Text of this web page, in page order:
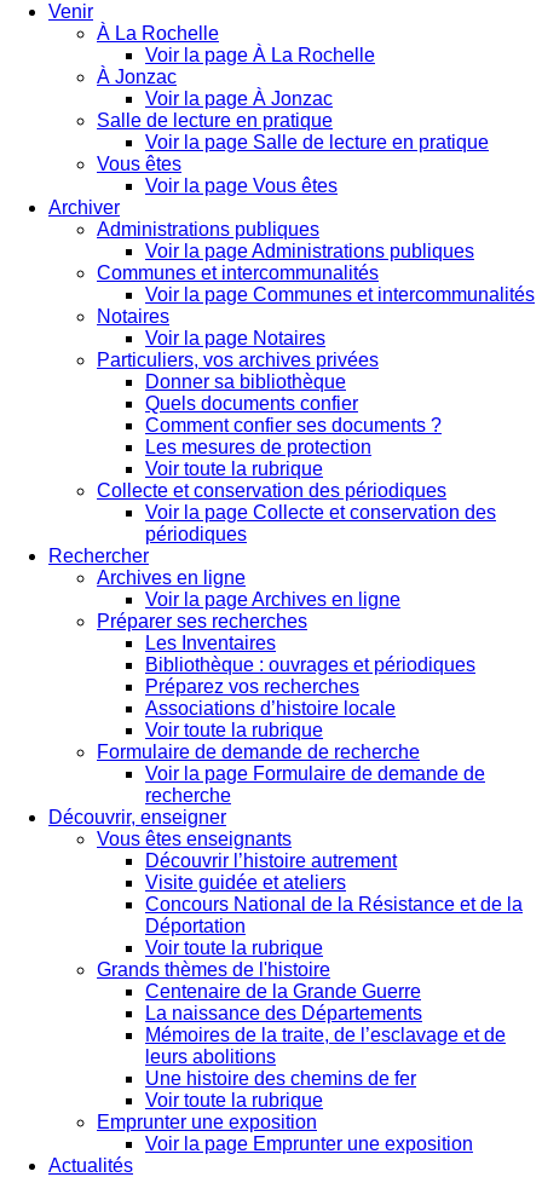
Venir
À La Rochelle
Voir la page À La Rochelle
À Jonzac
Voir la page À Jonzac
Salle de lecture en pratique
Voir la page Salle de lecture en pratique
Vous êtes
Voir la page Vous êtes
Archiver
Administrations publiques
Voir la page Administrations publiques
Communes et intercommunalités
Voir la page Communes et intercommunalités
Notaires
Voir la page Notaires
Particuliers, vos archives privées
Donner sa bibliothèque
Quels documents confier
Comment confier ses documents ?
Les mesures de protection
Voir toute la rubrique
Collecte et conservation des périodiques
Voir la page Collecte et conservation des
périodiques
Rechercher
Archives en ligne
Voir la page Archives en ligne
Préparer ses recherches
Les Inventaires
Bibliothèque : ouvrages et périodiques
Préparez vos recherches
Associations d’histoire locale
Voir toute la rubrique
Formulaire de demande de recherche
Voir la page Formulaire de demande de
recherche
Découvrir, enseigner
Vous êtes enseignants
Découvrir l’histoire autrement
Visite guidée et ateliers
Concours National de la Résistance et de la
Déportation
Voir toute la rubrique
Grands thèmes de l'histoire
Centenaire de la Grande Guerre
La naissance des Départements
Mémoires de la traite, de l’esclavage et de
leurs abolitions
Une histoire des chemins de fer
Voir toute la rubrique
Emprunter une exposition
Voir la page Emprunter une exposition
Actualités